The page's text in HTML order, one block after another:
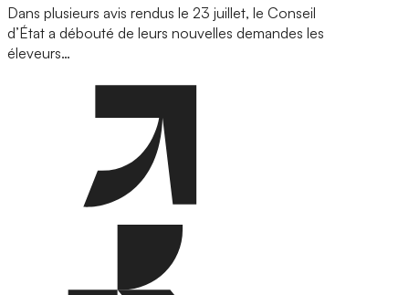
Dans plusieurs avis rendus le 23 juillet, le Conseil
d’État a débouté de leurs nouvelles demandes les
éleveurs…